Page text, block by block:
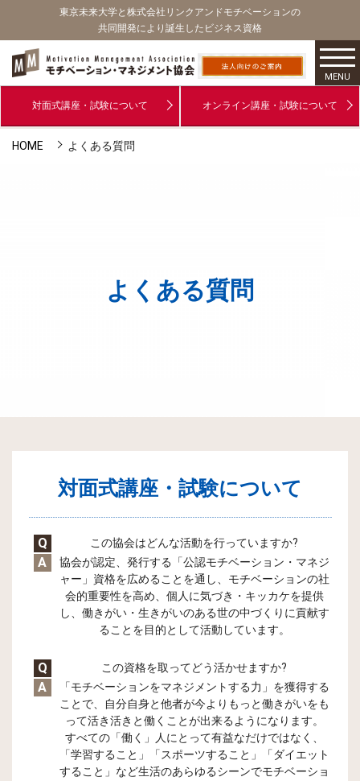
東京未来大学と株式会社リンクアンドモチベーションの
共同開発により誕生したビジネス資格
MENU
対面式講座・試験について オンライン講座・試験について
HOME よくある質問
よくある質問
対面式講座・試験について
Q この協会はどんな活動を行っていますか?
A
協会が認定、発行する「公認モチベーション・マネジ
ャー」資格を広めることを通し、モチベーションの社
会的重要性を高め、個人に気づき・キッカケを提供
し、働きがい・生きがいのある世の中づくりに貢献す
ることを目的として活動しています。
Q この資格を取ってどう活かせますか?
A
「モチベーションをマネジメントする力」を獲得する
ことで、自分自身と他者が今よりもっと働きがいをも
って活き活きと働くことが出来るようになります。
すべての「働く」人にとって有益なだけではなく、
「学習すること」「スポーツすること」「ダイエット
すること」など生活のあらゆるシーンでモチベーショ